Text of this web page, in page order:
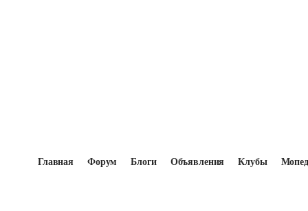
Главная Форум Блоги Объявления Клубы